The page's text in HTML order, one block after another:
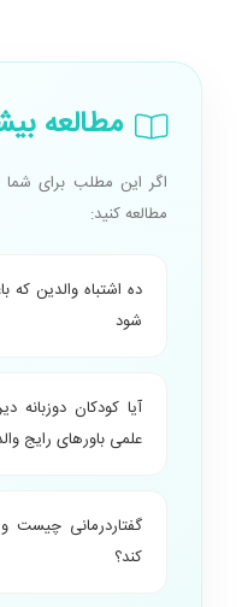
مطالعه
اگر این مطلب برای شما
مطالعه کنید:
ده اشتباه والدین
شود
آیا کودکان
علمی باورهای رایج
گفتاردرمانی چیست
کند؟